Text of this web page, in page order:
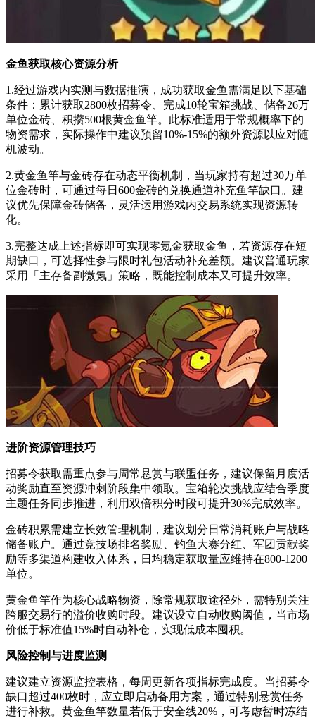
金鱼获取核心资源分析
1.经过游戏内实测与数据推演，成功获取金鱼需满足以下基础
条件：累计获取2800枚招募令、完成10轮宝箱挑战、储备26万
单位金砖、积攒500根黄金鱼竿。此标准适用于常规概率下的
物资需求，实际操作中建议预留10%-15%的额外资源以应对随
机波动。
2.黄金鱼竿与金砖存在动态平衡机制，当玩家持有超过30万单
位金砖时，可通过每日600金砖的兑换通道补充鱼竿缺口。建
议优先保障金砖储备，灵活运用游戏内交易系统实现资源转
化。
3.完整达成上述指标即可实现零氪金获取金鱼，若资源存在短
期缺口，可选择性参与限时礼包活动补充差额。建议普通玩家
采用「主存备副微氪」策略，既能控制成本又可提升效率。
进阶资源管理技巧
招募令获取需重点参与周常悬赏与联盟任务，建议保留月度活
动奖励直至资源冲刺阶段集中领取。宝箱轮次挑战应结合季度
主题任务同步推进，利用双倍积分时段可提升30%完成效率。
金砖积累需建立长效管理机制，建议划分日常消耗账户与战略
储备账户。通过竞技场排名奖励、钓鱼大赛分红、军团贡献奖
励等多渠道构建收入体系，日均稳定获取量应维持在800-1200
单位。
黄金鱼竿作为核心战略物资，除常规获取途径外，需特别关注
跨服交易行的溢价收购时段。建议设立自动收购阈值，当市场
价低于标准值15%时自动补仓，实现低成本囤积。
风险控制与进度监测
建议建立资源监控表格，每周更新各项指标完成度。当招募令
缺口超过400枚时，应立即启动备用方案，通过特别悬赏任务
进行补救。黄金鱼竿数量若低于安全线20%，可考虑暂时冻结